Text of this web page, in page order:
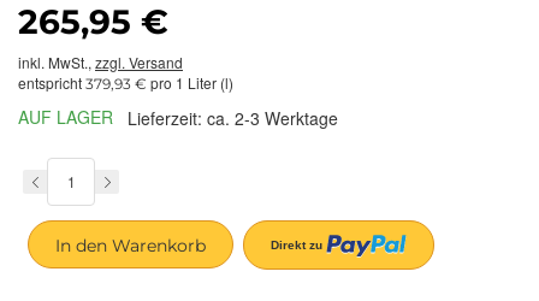
265,95 €
inkl. MwSt., zzgl. Versand
entspricht 379,93 € pro 1 Liter (l)
AUF LAGER Lieferzeit: ca. 2-3 Werktage
In den Warenkorb